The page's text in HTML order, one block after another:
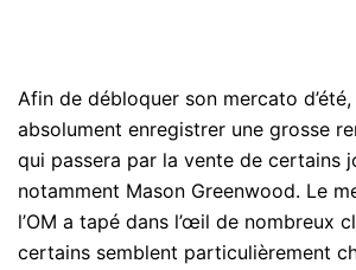
Afin de débloquer son mercato d’été,
absolument enregistrer une grosse
qui passera par la vente de certains
notamment Mason Greenwood. Le
l’OM a tapé dans l’œil de nombreux
certains semblent particulièrement